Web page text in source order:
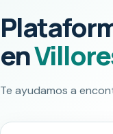
en
Te ayudamos a